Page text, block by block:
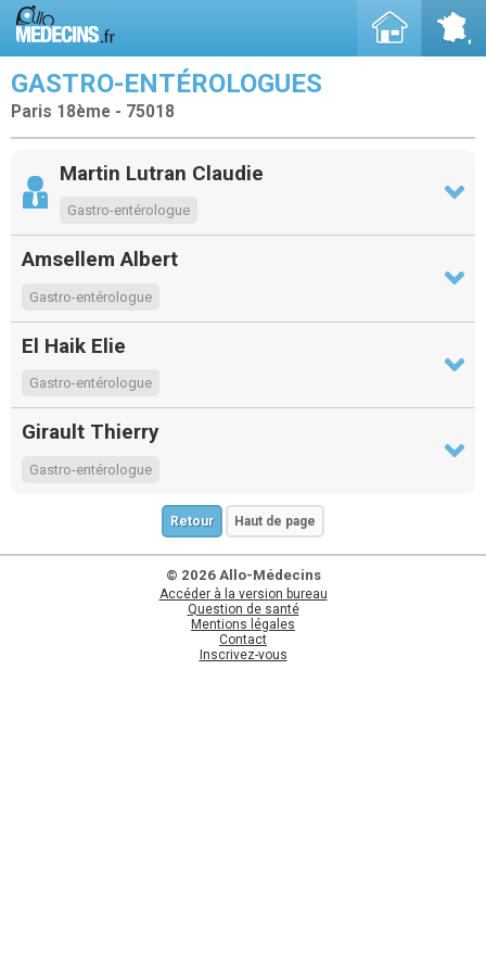
GASTRO-ENTÉROLOGUES
Paris 18ème - 75018
Martin Lutran Claudie
Gastro-entérologue
Amsellem Albert
Gastro-entérologue
El Haik Elie
Gastro-entérologue
Girault Thierry
Gastro-entérologue
Retour Haut de page
© 2026 Allo-Médecins
Accéder à la version bureau
Question de santé
Mentions légales
Contact
Inscrivez-vous